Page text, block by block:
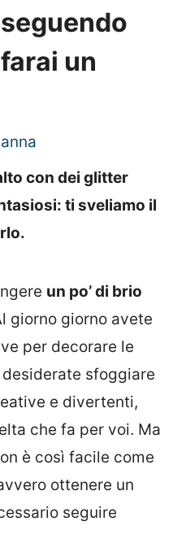
un
con dei glitter
ti sveliamo il
un po’ di brio
giorno giorno avete
per decorare le
sfoggiare
e divertenti,
che fa per voi. Ma
è così facile come
ottenere un
seguire